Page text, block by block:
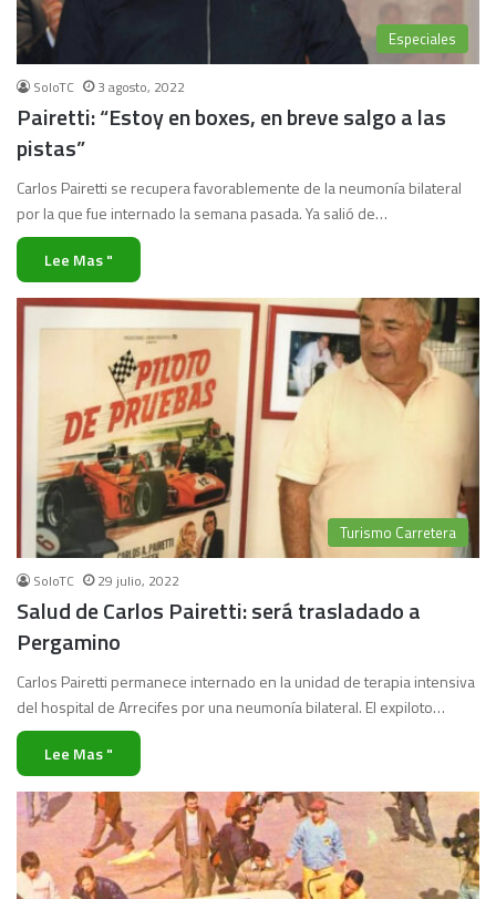
Especiales
SoloTC 3 agosto, 2022
Pairetti: “Estoy en boxes, en breve salgo a las
pistas”
Carlos Pairetti se recupera favorablemente de la neumonía bilateral
por la que fue internado la semana pasada. Ya salió de…
Lee Mas "
Turismo Carretera
SoloTC 29 julio, 2022
Salud de Carlos Pairetti: será trasladado a
Pergamino
Carlos Pairetti permanece internado en la unidad de terapia intensiva
del hospital de Arrecifes por una neumonía bilateral. El expiloto…
Lee Mas "